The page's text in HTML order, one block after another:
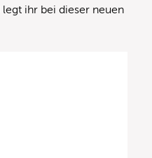
ihr bei dieser neuen